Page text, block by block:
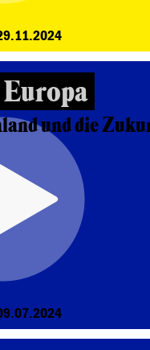
29.11.2024
und die
09.07.2024